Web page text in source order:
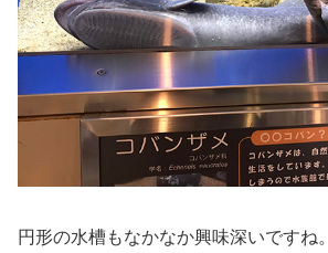
円形の水槽もなかなか興味深いですね。